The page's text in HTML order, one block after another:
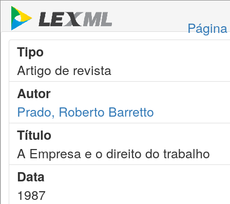
Tipo
Artigo de revista
Autor
Prado, Roberto Barretto
Título
A Empresa e o direito do trabalho
Data
1987